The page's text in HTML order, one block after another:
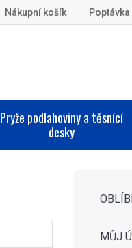
Nákupní košík Poptávka
Pryže podlahoviny a těsnící
desky
MŮJ